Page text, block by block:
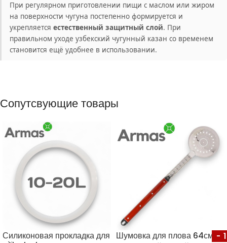
При регулярном приготовлении пищи с маслом или жиром
на поверхности чугуна постепенно формируется и
укрепляется естественный защитный слой. При
правильном уходе узбекский чугунный казан со временем
становится ещё удобнее в использовании.
Сопутсвующие товары
Силиконовая прокладка для
Шумовка для плова 64см с-